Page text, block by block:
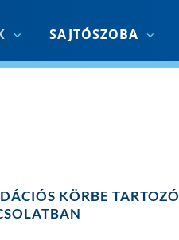
SAJTÓSZOBA
KÖRBE TARTOZÓ